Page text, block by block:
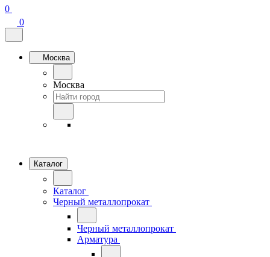
0
0
Москва
Москва
Каталог
Каталог
Черный металлопрокат
Черный металлопрокат
Арматура